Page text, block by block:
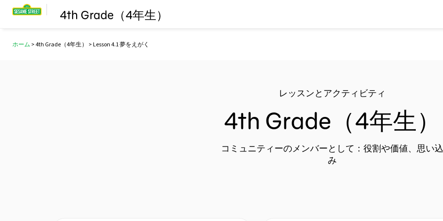
4th Grade（4年生）
ホーム >4th Grade（4年生） > Lesson 4.1 夢をえがく
レッスンとアクティビティ
4th Grade（4年生）
コミュニティーのメンバーとして：役割や価値、思い込
み